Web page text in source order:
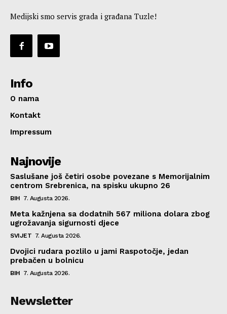
Medijski smo servis grada i građana Tuzle!
Info
O nama
Kontakt
Impressum
Najnovije
Saslušane još četiri osobe povezane s Memorijalnim
centrom Srebrenica, na spisku ukupno 26
BIH 7. Augusta 2026.
Meta kažnjena sa dodatnih 567 miliona dolara zbog
ugrožavanja sigurnosti djece
SVIJET 7. Augusta 2026.
Dvojici rudara pozlilo u jami Raspotočje, jedan
prebačen u bolnicu
BIH 7. Augusta 2026.
Newsletter